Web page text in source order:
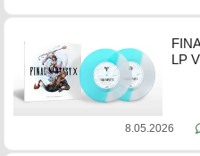
LP
8.05.2026